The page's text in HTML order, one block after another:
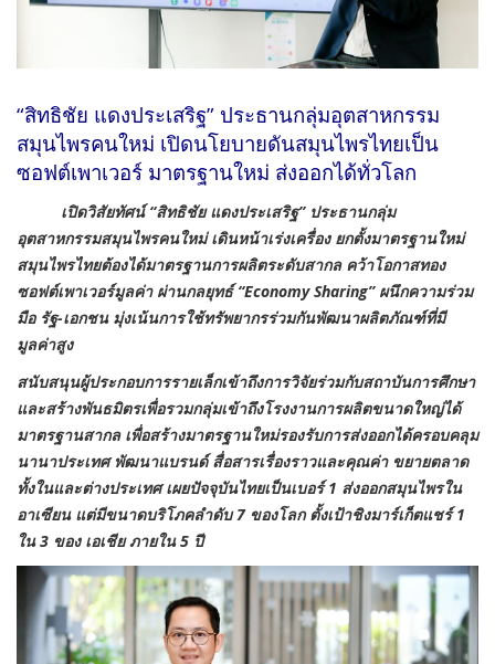
“สิทธิชัย แดงประเสริฐ” ประธานกลุ่มอุตสาหกรรม
สมุนไพรคนใหม่ เปิดนโยบายดันสมุนไพรไทยเป็น
ซอฟต์เพาเวอร์ มาตรฐานใหม่ ส่งออกได้ทั่วโลก
เปิดวิสัยทัศน์ “สิทธิชัย แดงประเสริฐ” ประธานกลุ่ม
อุตสาหกรรมสมุนไพรคนใหม่ เดินหน้าเร่งเครื่อง ยกตั้งมาตรฐานใหม่
สมุนไพรไทยต้องได้มาตรฐานการผลิตระดับสากล คว้าโอกาสทอง
ซอฟต์เพาเวอร์มูลค่า ผ่านกลยุทธ์“Economy Sharing” ผนึกความร่วม
มือ รัฐ-เอกชน มุ่งเน้นการใช้ทรัพยากรร่วมกันพัฒนาผลิตภัณฑ์ที่มี
มูลค่าสูง
สนับสนุนผู้ประกอบการรายเล็กเข้าถึงการวิจัยร่วมกับสถาบันการศึกษา
และสร้างพันธมิตรเพื่อรวมกลุ่มเข้าถึงโรงงานการผลิตขนาดใหญ่ได้
มาตรฐานสากล เพื่อสร้างมาตรฐานใหม่รองรับการส่งออกได้ครอบคลุม
นานาประเทศ พัฒนาแบรนด์ สื่อสารเรื่องราวและคุณค่า ขยายตลาด
ทั้งในและต่างประเทศ เผยปัจจุบันไทยเป็นเบอร์ 1 ส่งออกสมุนไพรใน
อาเซียน แต่มีขนาดบริโภคลำดับ 7 ของโลก ตั้งเป้าชิงมาร์เก็ตแชร์ 1
ใน 3 ของ เอเชีย ภายใน 5 ปี